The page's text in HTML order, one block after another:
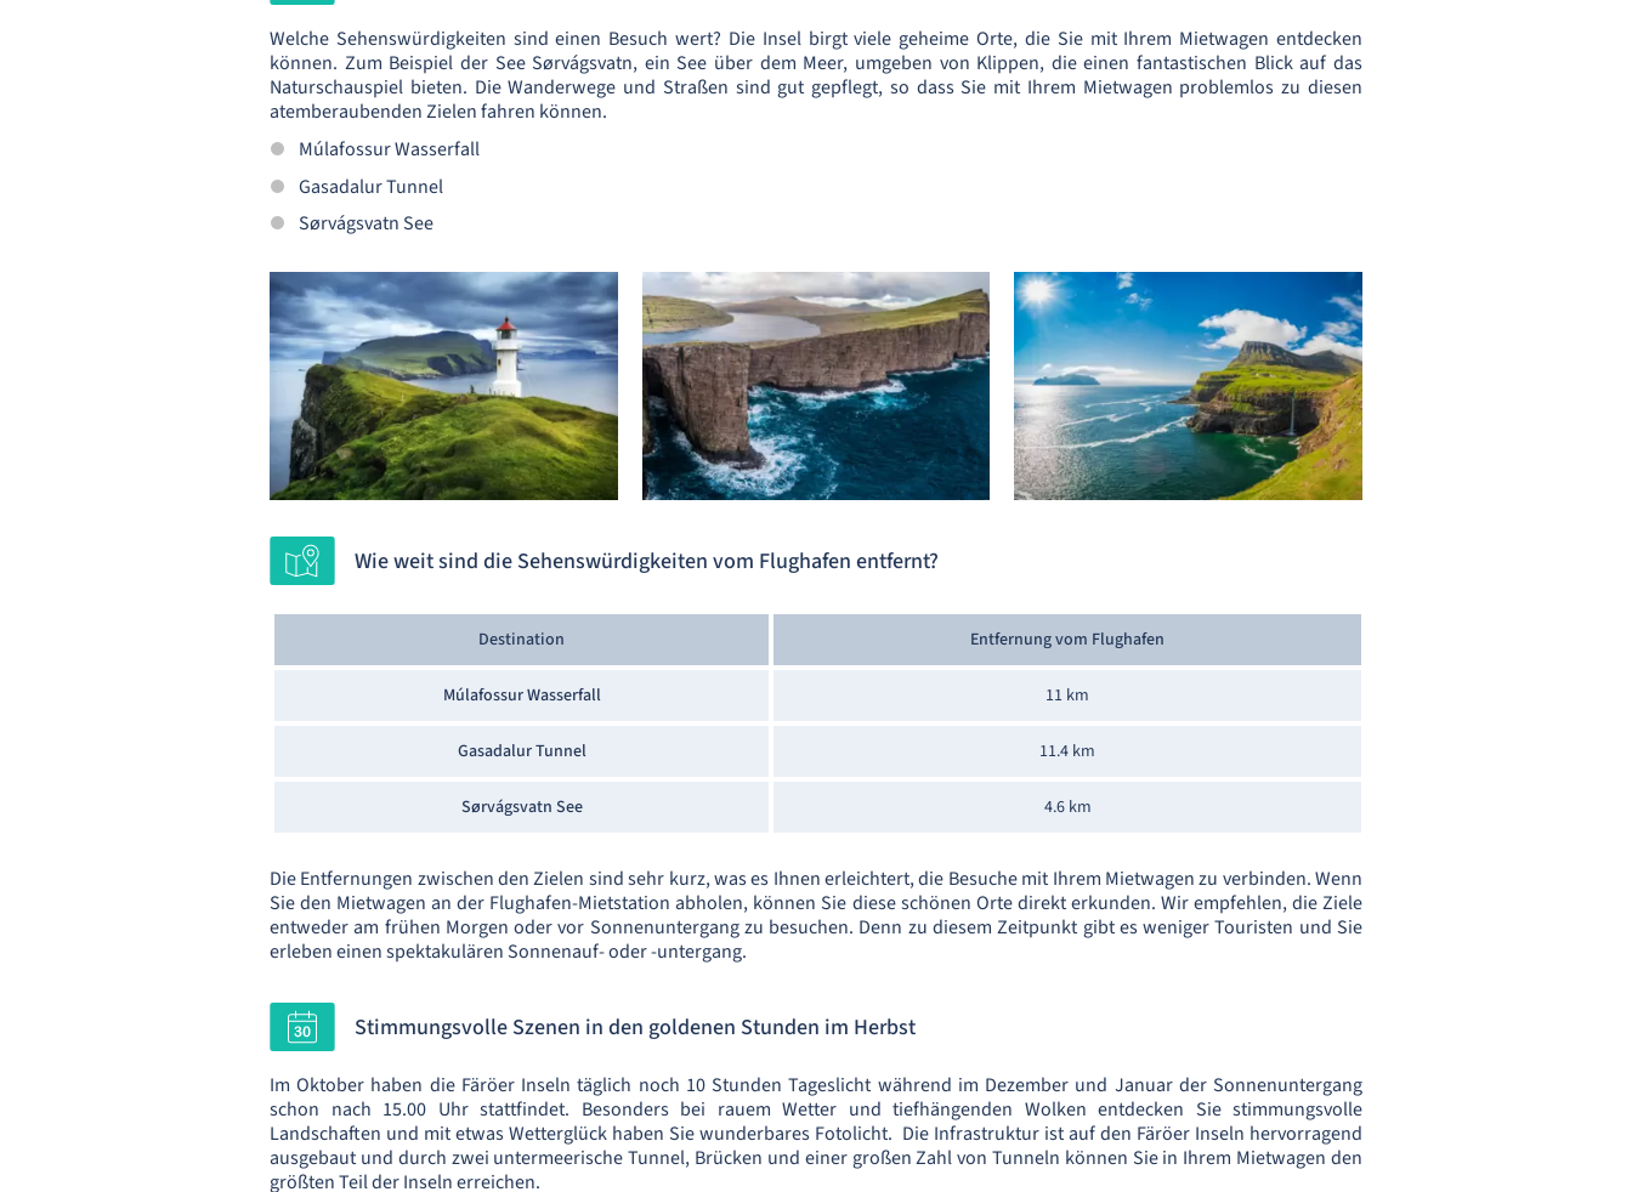
Welche Sehenswürdigkeiten sind einen Besuch wert? Die Insel birgt viele geheime Orte, die Sie mit Ihrem Mietwagen entdecken
können. Zum Beispiel der See Sørvágsvatn, ein See über dem Meer, umgeben von Klippen, die einen fantastischen Blick auf das
Naturschauspiel bieten. Die Wanderwege und Straßen sind gut gepflegt, so dass Sie mit Ihrem Mietwagen problemlos zu diesen
atemberaubenden Zielen fahren können.
Múlafossur Wasserfall
Gasadalur Tunnel
Sørvágsvatn See
Wie weit sind die Sehenswürdigkeiten vom Flughafen entfernt?
Destination Entfernung vom Flughafen
Múlafossur Wasserfall 11 km
Gasadalur Tunnel 11.4 km
Sørvágsvatn See 4.6 km
Die Entfernungen zwischen den Zielen sind sehr kurz, was es Ihnen erleichtert, die Besuche mit Ihrem Mietwagen zu verbinden. Wenn
Sie den Mietwagen an der Flughafen-Mietstation abholen, können Sie diese schönen Orte direkt erkunden. Wir empfehlen, die Ziele
entweder am frühen Morgen oder vor Sonnenuntergang zu besuchen. Denn zu diesem Zeitpunkt gibt es weniger Touristen und Sie
erleben einen spektakulären Sonnenauf- oder -untergang.
Stimmungsvolle Szenen in den goldenen Stunden im Herbst
Im Oktober haben die Färöer Inseln täglich noch 10 Stunden Tageslicht während im Dezember und Januar der Sonnenuntergang
schon nach 15.00 Uhr stattfindet. Besonders bei rauem Wetter und tiefhängenden Wolken entdecken Sie stimmungsvolle
Landschaften und mit etwas Wetterglück haben Sie wunderbares Fotolicht. Die Infrastruktur ist auf den Färöer Inseln hervorragend
ausgebaut und durch zwei untermeerische Tunnel, Brücken und einer großen Zahl von Tunneln können Sie in Ihrem Mietwagen den
größten Teil der Inseln erreichen.